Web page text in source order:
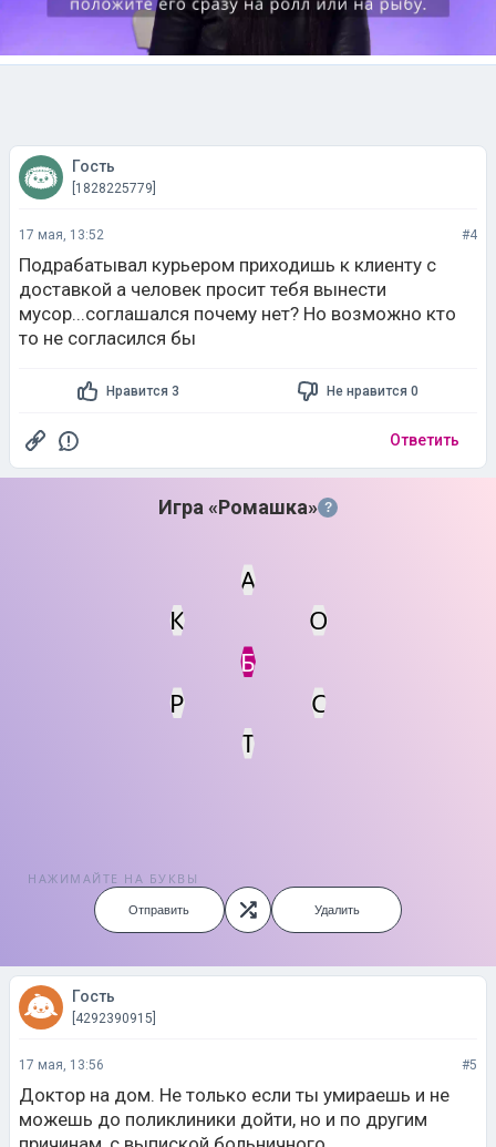
Гость
[1828225779]
17 мая, 13:52 #4
Подрабатывал курьером приходишь к клиенту с
доставкой а человек просит тебя вынести
мусор...соглашался почему нет? Но возможно кто
то не согласился бы
Нравится 3 Не нравится 0
Ответить
Игра «Ромашка» ?
Мин. кол-во очков
Б
А
К
О
Р
С
Т
НАЖИМАЙТЕ НА БУКВЫ
Отправить Удалить
Гость
[4292390915]
17 мая, 13:56 #5
Доктор на дом. Не только если ты умираешь и не
можешь до поликлиники дойти, но и по другим